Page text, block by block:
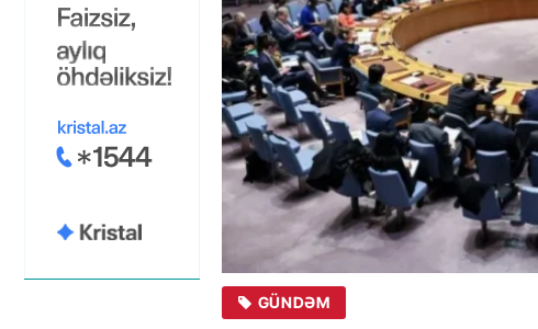
GÜNDƏM